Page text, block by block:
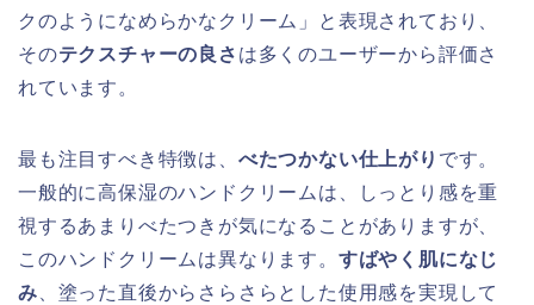
クのようになめらかなクリーム」と表現されており、
そのテクスチャーの良さ は多くのユーザーから評価さ
れています。
最も注目すべき特徴は、 べたつかない仕上がり です。
一般的に高保湿のハンドクリームは、しっとり感を重
視するあまりべたつきが気になることがありますが、
このハンドクリームは異なります。 すばやく肌になじ
み 、塗った直後からさらさらとした使用感を実現して